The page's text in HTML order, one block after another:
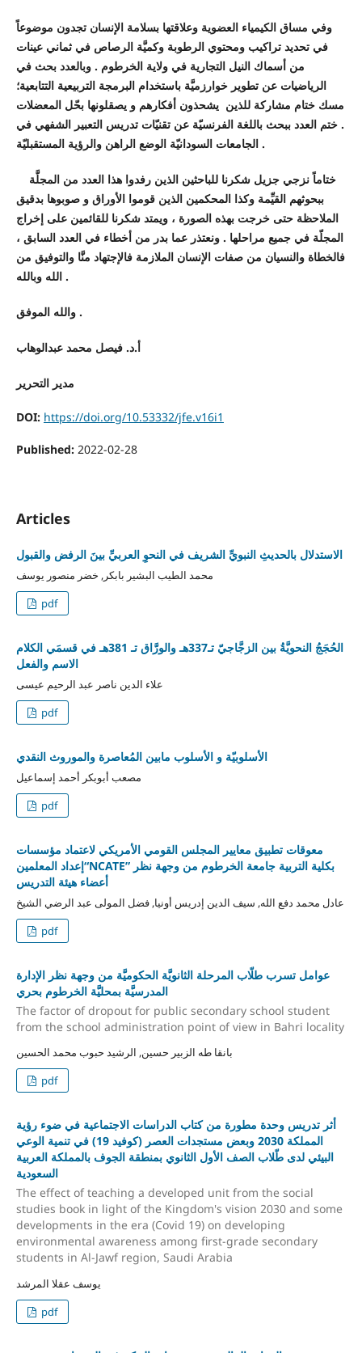
وفي مساق الكيمياء العضوية وعلاقتها بسلامة الإنسان تجدون موضوعاً
في تحديد تراكيب ومحتوي الرطوبة وكميَّة الرصاص في ثماني عينات
من أسماك النيل التجارية في ولاية الخرطوم . وبالعدد بحث في
الرياضيات عن تطوير خوارزميَّة باستخدام البرمجة التربيعية التتابعية؛
مسك ختام مشاركة للذين يشحذون أفكارهم و يصقلونها بحّل المعضلات
. ختم العدد ببحث باللغة الفرنسيّة عن تقنيّات تدريس التعبير الشفهي في
الجامعات السودانيّة الوضع الراهن والرؤية المستقبليّة .
ببحوثهم القيِّمة وكذا المحكمين الذين قوموا الأوراق و صوبوها بدقيق
الملاحظة حتى خرجت بهذه الصورة ، ويمتد شكرنا للقائمين على إخراج
المجلّة في جميع مراحلها . ونعتذر عما بدر من أخطاء في العدد السابق ،
فالخطاة والنسيان من صفات الإنسان الملازمة فالإجتهاد منَّا والتوفيق من
الله وبالله .
والله الموفق .
أ.د. فيصل محمد عبدالوهاب
مدير التحرير
DOI: https://doi.org/10.53332/jfe.v16i1
Published: 2022-02-28
Articles
الاستدلال بالحديثِ النبويِّ الشريف في النحوِ العربيِّ بينَ الرفض والقبول
محمد الطيب البشير بابكر, خضر منصور يوسف
pdf
الحُجَجُ النحويَّةُ بين الزجَّاجيّ تـ337هـ والورَّاق تـ 381هـ في قسمَي الكلام
الاسم والفعل
علاء الدين ناصر عبد الرحيم عيسى
pdf
الأسلوبيّة و الأسلوب مابين المُعاصرة والموروث النقدي
مصعب أبوبكر أحمد إسماعيل
pdf
معوقات تطبيق معايير المجلس القومي الأمريكي لاعتماد مؤسسات
إعداد المعلمين“NCATE” بكلية التربية جامعة الخرطوم من وجهة نظر
أعضاء هيئة التدريس
عادل محمد دفع الله, سيف الدين إدريس أونيا, فضل المولى عبد الرضي الشيخ
pdf
عوامل تسرب طلّاب المرحلة الثانويَّة الحكوميَّة من وجهة نظر الإدارة
المدرسيَّة بمحليَّة الخرطوم بحري
The factor of dropout for public secondary school student
from the school administration point of view in Bahri locality
بانقا طه الزبير حسين, الرشيد حبوب محمد الحسين
pdf
أثر تدريس وحدة مطورة من كتاب الدراسات الاجتماعية في ضوء رؤية
المملكة 2030 وبعض مستجدات العصر (كوفيد 19) في تنمية الوعي
البيئي لدى طّلاب الصف الأول الثانوي بمنطقة الجوف بالمملكة العربية
السعودية
The effect of teaching a developed unit from the social
studies book in light of the Kingdom's vision 2030 and some
developments in the era (Covid 19) on developing
environmental awareness among first-grade secondary
students in Al-Jawf region, Saudi Arabia
يوسف عقلا المرشد
pdf